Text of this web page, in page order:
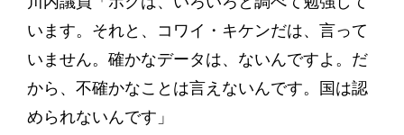
います。それと、コワイ・キケンだは、言って
いません。確かなデータは、ないんですよ。だ
から、不確かなことは言えないんです。国は認
められないんです」